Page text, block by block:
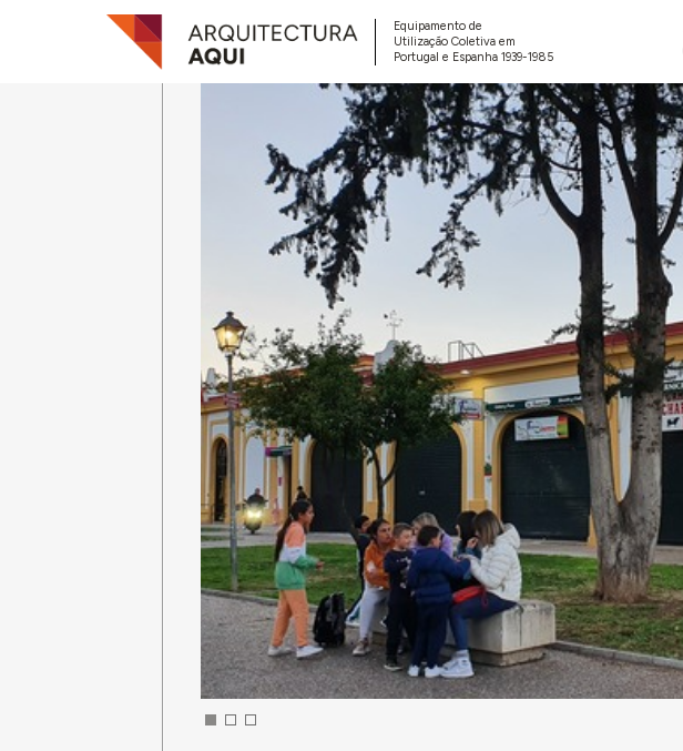
Equipamento de
Utilização Coletiva em
Portugal e Espanha 1939-1985